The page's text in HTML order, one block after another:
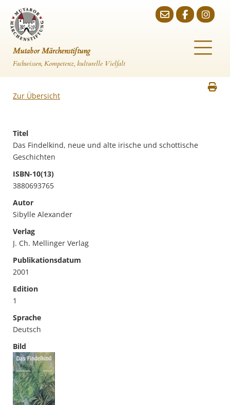
Mutabor Märchenstiftung
Fachwissen, Kompetenz, kulturelle Vielfalt
Zur Übersicht
Titel
Das Findelkind, neue und alte irische und schottische
Geschichten
ISBN-10(13)
3880693765
Autor
Sibylle Alexander
Verlag
J. Ch. Mellinger Verlag
Publikationsdatum
2001
Edition
1
Sprache
Deutsch
Bild